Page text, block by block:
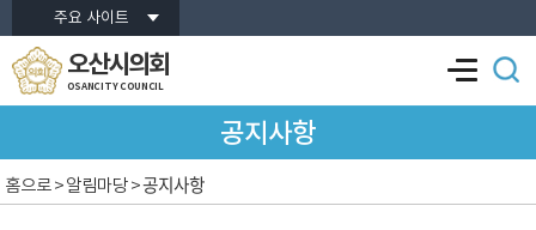
본문바로가기주요 사이트
오산시의회
OSANCITY COUNCIL
공지사항
홈으로> 알림마당 >공지사항